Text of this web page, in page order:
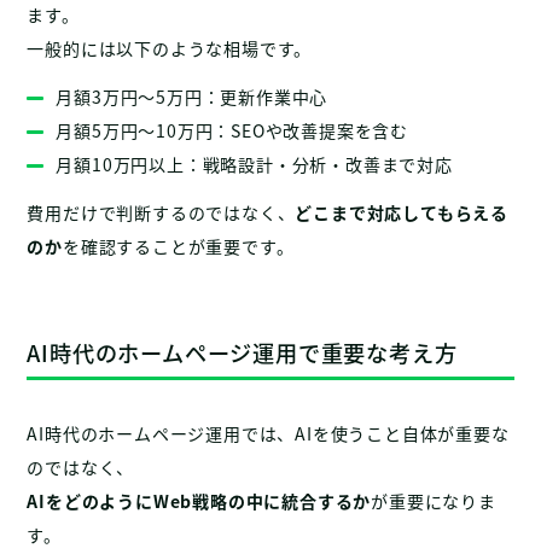
ます。
一般的には以下のような相場です。
月額3万円〜5万円：更新作業中心
月額5万円〜10万円：SEOや改善提案を含む
月額10万円以上：戦略設計・分析・改善まで対応
費用だけで判断するのではなく、 どこまで対応してもらえる
のかを確認することが重要です。
AI時代のホームページ運用で重要な考え方
AI時代のホームページ運用では、AIを使うこと自体が重要な
のではなく、
AIをどのようにWeb戦略の中に統合するかが重要になりま
す。